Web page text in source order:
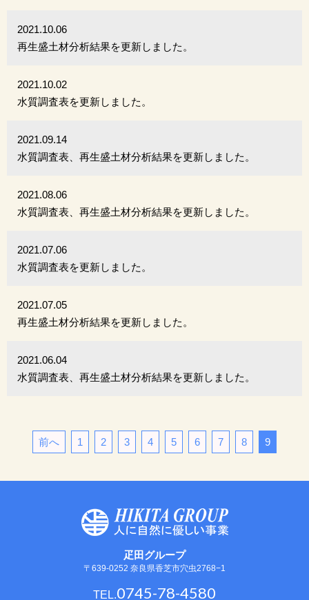
2021.10.06
再生盛土材分析結果を更新しました。
2021.10.02
水質調査表を更新しました。
2021.09.14
水質調査表、再生盛土材分析結果を更新しました。
2021.08.06
水質調査表、再生盛土材分析結果を更新しました。
2021.07.06
水質調査表を更新しました。
2021.07.05
再生盛土材分析結果を更新しました。
2021.06.04
水質調査表、再生盛土材分析結果を更新しました。
1 2 3 4 5 6 7 8 9
疋田グループ
〒639-0252 奈良県香芝市穴虫2768−1
TEL.0745-78-4580